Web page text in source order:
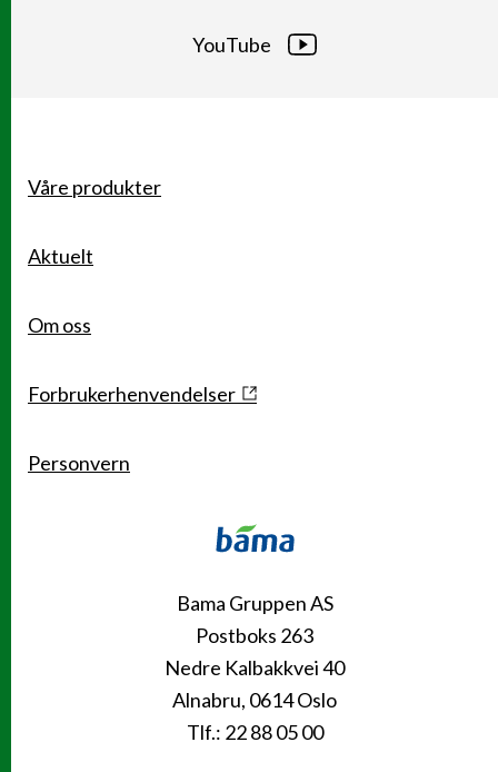
YouTube
Bama Gruppen AS
Postboks 263
Nedre Kalbakkvei 40
Alnabru, 0614 Oslo
Tlf.: 22 88 05 00
Snarveier
Våre produkter
Aktuelt
Om oss
Forbrukerhenvendelser
Personvern